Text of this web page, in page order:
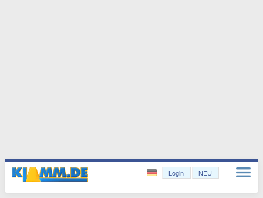
Login NEU